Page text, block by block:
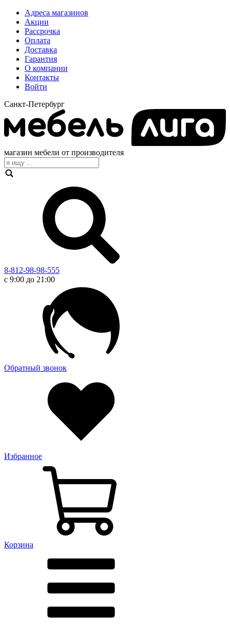
Адреса магазинов
Акции
Рассрочка
Оплата
Доставка
Гарантия
О компании
Контакты
Войти
Санкт-Петербург
магазин мебели от производителя
8-812-98-98-555
с 9:00 до 21:00
Обратный звонок
Избранное
Корзина